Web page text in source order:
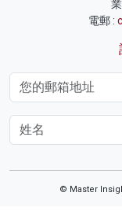
電郵 :
© Master